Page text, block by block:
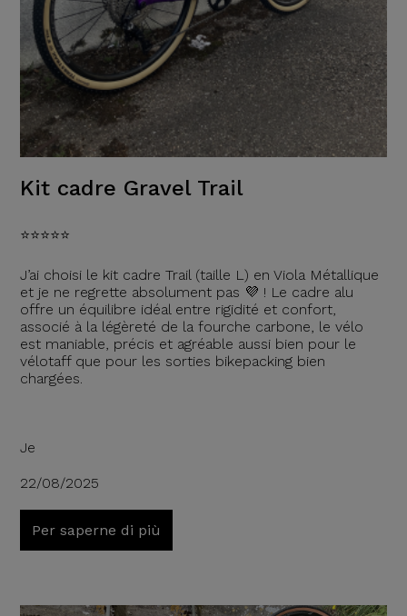
Kit cadre Gravel Trail
⭐️⭐️⭐️⭐️⭐️
J’ai choisi le kit cadre Trail (taille L) en Viola Métallique
et je ne regrette absolument pas 💜 ! Le cadre alu
offre un équilibre idéal entre rigidité et confort,
associé à la légèreté de la fourche carbone, le vélo
est maniable, précis et agréable aussi bien pour le
vélotaff que pour les sorties bikepacking bien
chargées.
Je
22/08/2025
Per saperne di più